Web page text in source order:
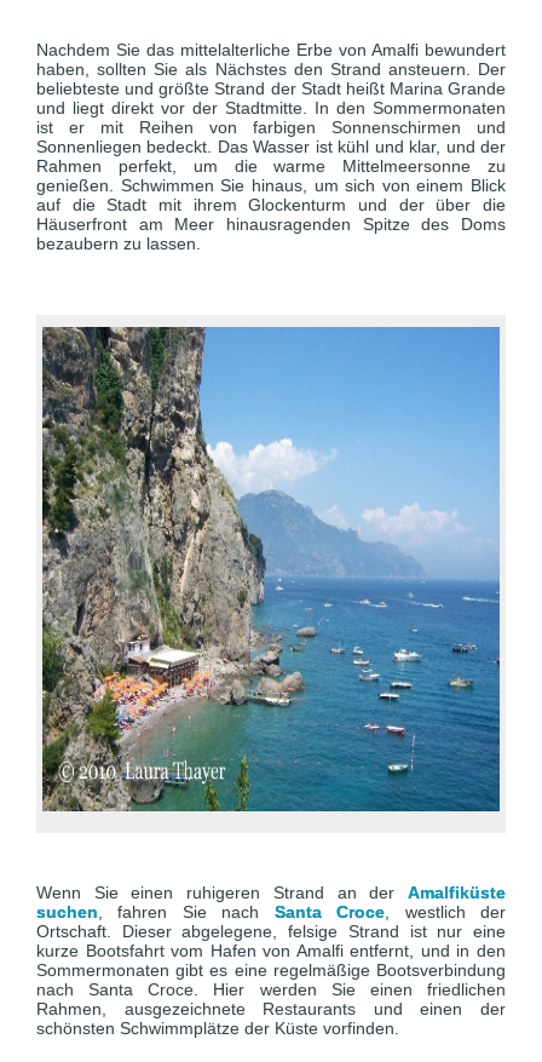
Nachdem Sie das mittelalterliche Erbe von Amalfi bewundert
haben, sollten Sie als Nächstes den Strand ansteuern. Der
beliebteste und größte Strand der Stadt heißt Marina Grande
und liegt direkt vor der Stadtmitte. In den Sommermonaten
ist er mit Reihen von farbigen Sonnenschirmen und
Sonnenliegen bedeckt. Das Wasser ist kühl und klar, und der
Rahmen perfekt, um die warme Mittelmeersonne zu
genießen. Schwimmen Sie hinaus, um sich von einem Blick
auf die Stadt mit ihrem Glockenturm und der über die
Häuserfront am Meer hinausragenden Spitze des Doms
bezaubern zu lassen.
Wenn Sie einen ruhigeren Strand an der Amalfiküste
suchen , fahren Sie nach Santa Croce , westlich der
Ortschaft. Dieser abgelegene, felsige Strand ist nur eine
kurze Bootsfahrt vom Hafen von Amalfi entfernt, und in den
Sommermonaten gibt es eine regelmäßige Bootsverbindung
nach Santa Croce. Hier werden Sie einen friedlichen
Rahmen, ausgezeichnete Restaurants und einen der
schönsten Schwimmplätze der Küste vorfinden.